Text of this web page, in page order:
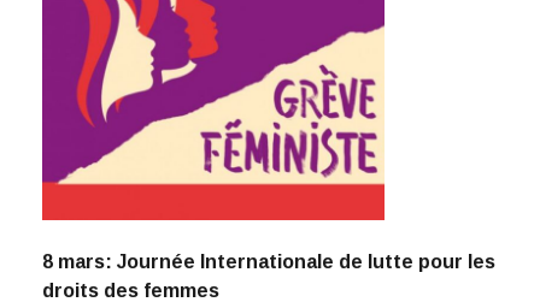
8 mars: Journée Internationale de lutte pour les
droits des femmes